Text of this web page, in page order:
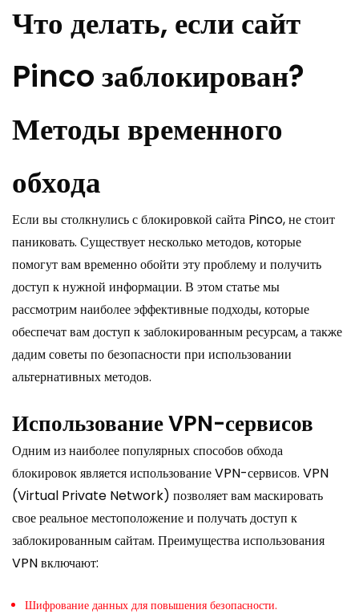
Что делать, если сайт
Pinco заблокирован?
Методы временного
обхода
Если вы столкнулись с блокировкой сайта Pinco, не стоит
паниковать. Существует несколько методов, которые
помогут вам временно обойти эту проблему и получить
доступ к нужной информации. В этом статье мы
рассмотрим наиболее эффективные подходы, которые
обеспечат вам доступ к заблокированным ресурсам, а также
дадим советы по безопасности при использовании
альтернативных методов.
Использование VPN-сервисов
Одним из наиболее популярных способов обхода
блокировок является использование VPN-сервисов. VPN
(Virtual Private Network) позволяет вам маскировать
свое реальное местоположение и получать доступ к
заблокированным сайтам. Преимущества использования
VPN включают:
Шифрование данных для повышения безопасности.